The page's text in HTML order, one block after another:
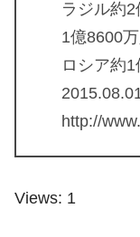
ラジル約
1億8600
ロシア約1
http://
Views: 1